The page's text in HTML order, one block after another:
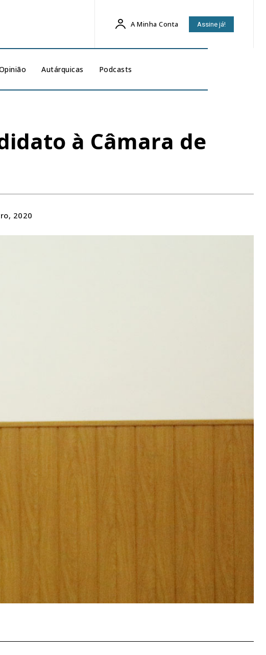
A Minha Conta Assine já!
Autárquicas Podcasts
à Câmara de
2020